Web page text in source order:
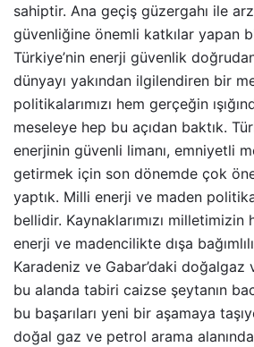
sahiptir. Ana geçiş güzergahı ile
güvenliğine önemli katkılar yapan
Türkiye’nin enerji güvenlik
dünyayı yakından ilgilendiren bir
politikalarımızı hem gerçeğin
meseleye hep bu açıdan baktık.
enerjinin güvenli limanı, emniyetli
getirmek için son dönemde çok
yaptık. Milli enerji ve maden
bellidir. Kaynaklarımızı milletimizin
enerji ve madencilikte dışa
Karadeniz ve Gabar’daki
bu alanda tabiri caizse şeytanın
bu başarıları yeni bir aşamaya
doğal gaz ve petrol arama